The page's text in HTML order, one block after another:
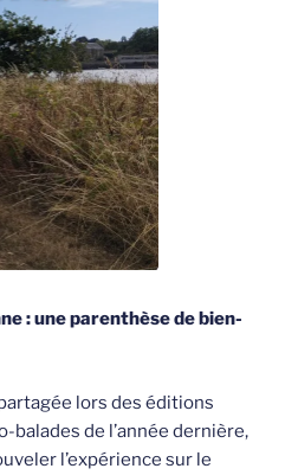
: une parenthèse de bien-
lors des éditions
balades de l’année dernière,
l’expérience sur le